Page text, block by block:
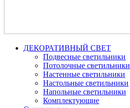
ДЕКОРАТИВНЫЙ СВЕТ
Подвесные светильники
Потолочные светильники
Настенные светильники
Настольные светильники
Напольные светильники
Комплектующие